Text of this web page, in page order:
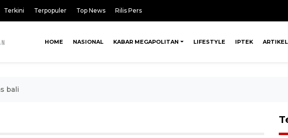
Terkini Terpopuler Top News Rilis Pers
HOME NASIONAL KABAR MEGAPOLITAN LIFESTYLE IPTEK ARTIKEL
bali